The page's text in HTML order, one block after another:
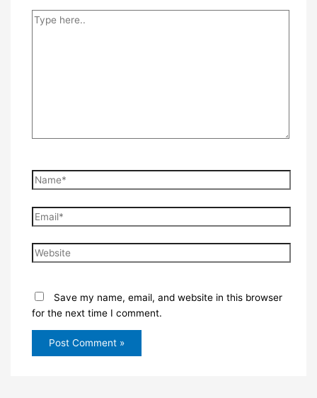
Type
Name*
Email*
Website
Save my name, email, and website in this browser
for the next time I comment.